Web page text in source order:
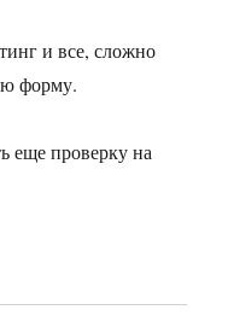
и все, сложно
форму.
еще проверку на